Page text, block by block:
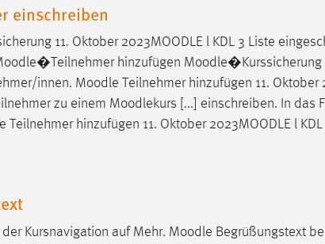
einschreiben
11. Oktober 2023MOODLE l KDL 3 Liste
�Teilnehmer hinzufügen Moodle�Kurssicherung
innen. Moodle Teilnehmer hinzufügen 11. Oktober
zu einem Moodlekurs [...] einschreiben. In das
Teilnehmer hinzufügen 11. Oktober 2023MOODLE l
Kursnavigation auf Mehr. Moodle Begrüßungstext